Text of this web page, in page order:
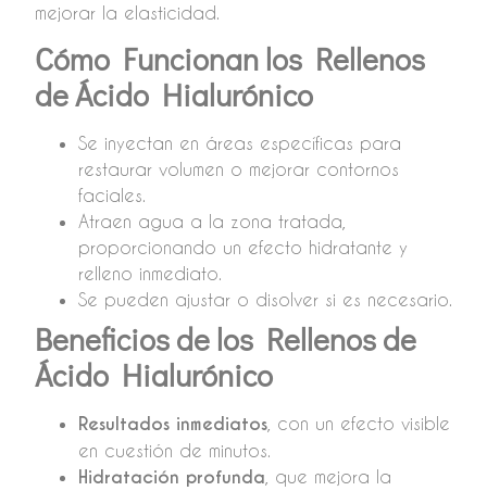
mejorar la elasticidad.
Cómo Funcionan los Rellenos
de Ácido Hialurónico
Se inyectan en áreas específicas para
restaurar volumen o mejorar contornos
faciales.
Atraen agua a la zona tratada,
proporcionando un efecto hidratante y
relleno inmediato.
Se pueden ajustar o disolver si es necesario.
Beneficios de los Rellenos de
Ácido Hialurónico
Resultados inmediatos , con un efecto visible
en cuestión de minutos.
Hidratación profunda , que mejora la